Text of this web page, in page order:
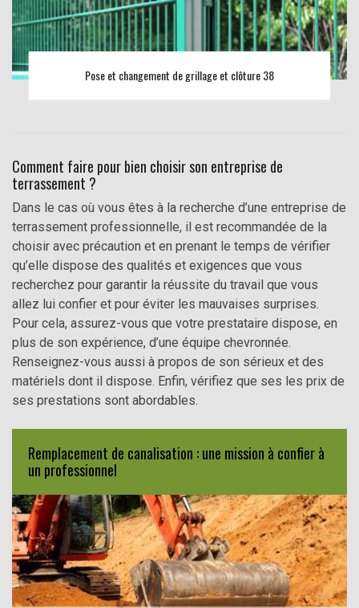
Pose et changement de grillage et clôture 38
Comment faire pour bien choisir son entreprise de
terrassement ?
Dans le cas où vous êtes à la recherche d’une entreprise de
terrassement professionnelle, il est recommandée de la
choisir avec précaution et en prenant le temps de vérifier
qu’elle dispose des qualités et exigences que vous
recherchez pour garantir la réussite du travail que vous
allez lui confier et pour éviter les mauvaises surprises.
Pour cela, assurez-vous que votre prestataire dispose, en
plus de son expérience, d’une équipe chevronnée.
Renseignez-vous aussi à propos de son sérieux et des
matériels dont il dispose. Enfin, vérifiez que ses les prix de
ses prestations sont abordables.
Remplacement de canalisation : une mission à confier à
un professionnel